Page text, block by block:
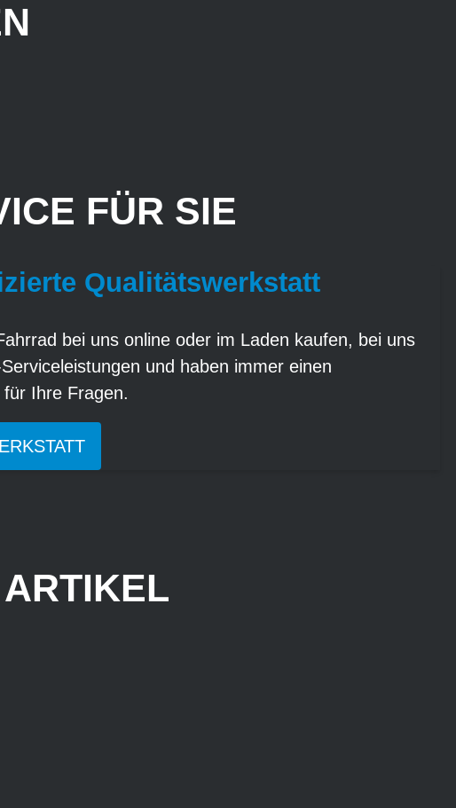
FÜR SIE
Qualitätswerkstatt
bei uns online oder im Laden kaufen, bei uns
und haben immer einen
Ihre Fragen.